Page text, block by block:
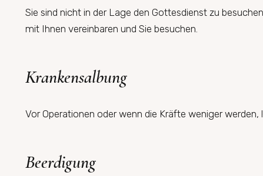
Sie sind nicht in der Lage den Gottesdienst zu
mit Ihnen vereinbaren und Sie besuchen.
Krankensalbung
Vor Operationen oder wenn die Kräfte weniger werden,
Beerdigung